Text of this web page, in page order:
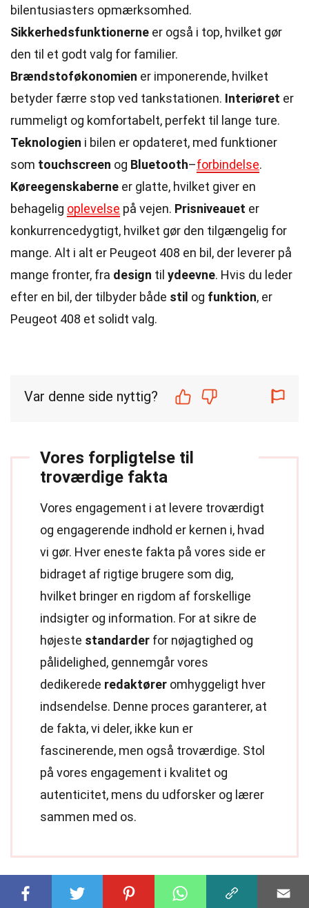
bilentusiasters opmærksomhed.
Sikkerhedsfunktionerne er også i top, hvilket gør
den til et godt valg for familier.
Brændstoføkonomien er imponerende, hvilket
betyder færre stop ved tankstationen. Interiøret er
rummeligt og komfortabelt, perfekt til lange ture.
Teknologien i bilen er opdateret, med funktioner
som touchscreen og Bluetooth–forbindelse.
Køreegenskaberne er glatte, hvilket giver en
behagelig oplevelse på vejen. Prisniveauet er
konkurrencedygtigt, hvilket gør den tilgængelig for
mange. Alt i alt er Peugeot 408 en bil, der leverer på
mange fronter, fra design til ydeevne. Hvis du leder
efter en bil, der tilbyder både stil og funktion, er
Peugeot 408 et solidt valg.
Var denne side nyttig?
Vores forpligtelse til
troværdige fakta
Vores engagement i at levere troværdigt
og engagerende indhold er kernen i, hvad
vi gør. Hver eneste fakta på vores side er
bidraget af rigtige brugere som dig,
hvilket bringer en rigdom af forskellige
indsigter og information. For at sikre de
højeste standarder for nøjagtighed og
pålidelighed, gennemgår vores
dedikerede redaktører omhyggeligt hver
indsendelse. Denne proces garanterer, at
de fakta, vi deler, ikke kun er
fascinerende, men også troværdige. Stol
på vores engagement i kvalitet og
autenticitet, mens du udforsker og lærer
sammen med os.
Del denne fakta: